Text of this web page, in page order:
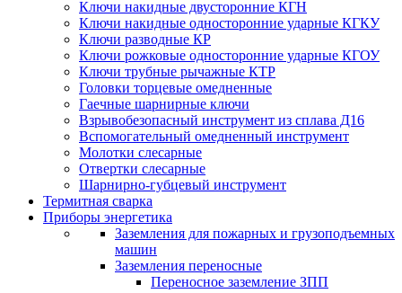
Ключи накидные двусторонние КГН
Ключи накидные односторонние ударные КГКУ
Ключи разводные КР
Ключи рожковые односторонние ударные КГОУ
Ключи трубные рычажные КТР
Головки торцевые омедненные
Гаечные шарнирные ключи
Взрывобезопасный инструмент из сплава Д16
Вспомогательный омедненный инструмент
Молотки слесарные
Отвертки слесарные
Шарнирно-губцевый инструмент
Термитная сварка
Приборы энергетика
Заземления для пожарных и грузоподъемных
машин
Заземления переносные
Переносное заземление ЗПП